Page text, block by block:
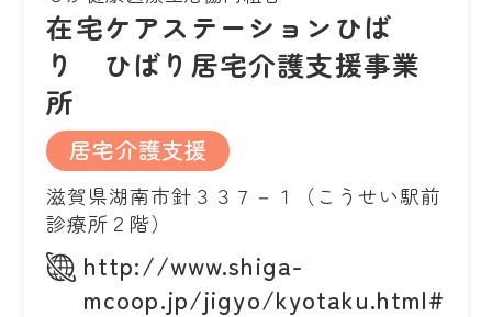
在宅ケアステーションひば
り ひばり居宅介護支援事業
所
居宅介護支援
滋賀県湖南市針３３７－１（こうせい駅前
診療所２階）
http://www.shiga-
mcoop.jp/jigyo/